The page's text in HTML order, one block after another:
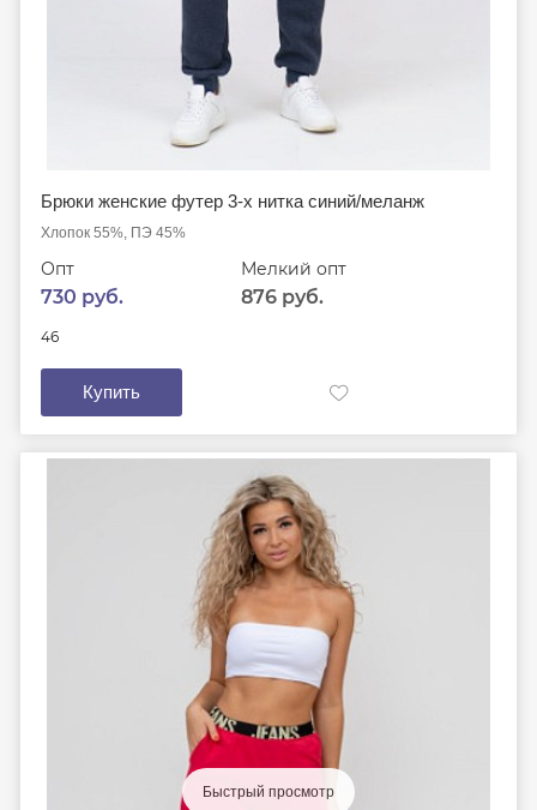
Брюки женские футер 3-х нитка синий/меланж
Хлопок 55%, ПЭ 45%
Опт Мелкий опт
730 руб. 876 руб.
46
Купить
Быстрый просмотр